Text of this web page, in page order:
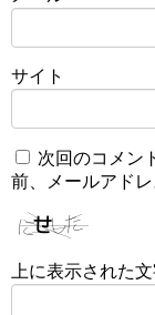
サイト
次回のコメン
前、メールアドレ
上に表示された